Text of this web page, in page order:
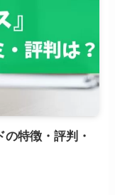
特徴・評判・